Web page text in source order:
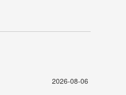
2026-08-06